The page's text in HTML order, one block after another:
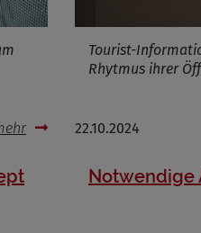
Tourist-
Rhytmus ihrer
22.10.2024
Notwendige
werden